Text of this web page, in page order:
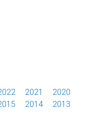
2021
2020
2014
2013